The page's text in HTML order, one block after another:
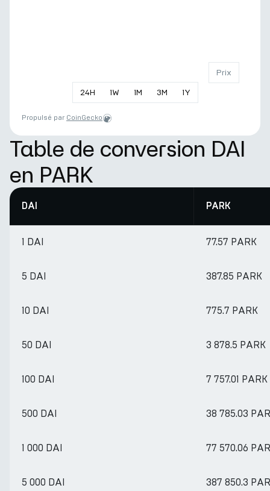
24H 1W 1M 3M 1Y
Prix
Propulsé par CoinGecko
Table de conversion DAI
en PARK
DAI PARK
1 DAI 77.57 PARK
5 DAI 387.85 PARK
10 DAI 775.7 PARK
50 DAI 3 878.5 PARK
100 DAI 7 757.01 PARK
500 DAI 38 785.03
1 000 DAI 77 570.06
5 000 DAI 387 850.3